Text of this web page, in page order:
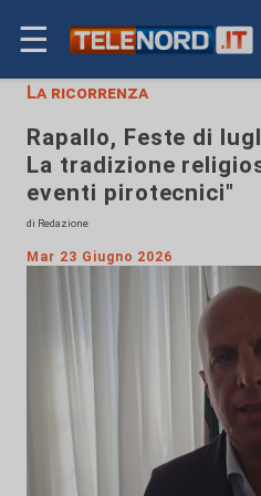
☰
La ricorrenza
Rapallo, Feste di
La tradizione
eventi pirotecnici"
di Redazione
Mar 23 Giugno 2026